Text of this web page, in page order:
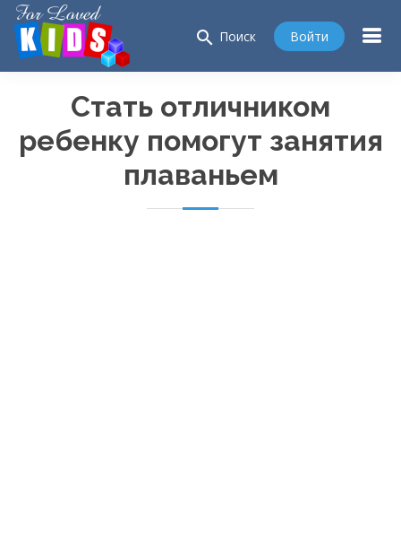
search Поиск Войти
Стать отличником
ребенку помогут занятия
плаваньем